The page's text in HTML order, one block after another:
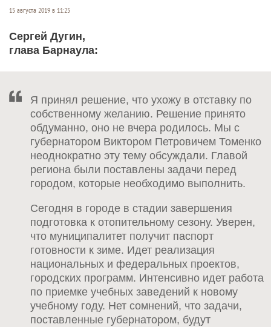
15 августа 2019 в 11:25
Сергей Дугин,
глава Барнаула:
Я принял решение, что ухожу в отставку по
собственному желанию. Решение принято
обдуманно, оно не вчера родилось. Мы с
губернатором Виктором Петровичем Томенко
неоднократно эту тему обсуждали. Главой
региона были поставлены задачи перед
городом, которые необходимо выполнить.
Сегодня в городе в стадии завершения
подготовка к отопительному сезону. Уверен,
что муниципалитет получит паспорт
готовности к зиме. Идет реализация
национальных и федеральных проектов,
городских программ. Интенсивно идет работа
по приемке учебных заведений к новому
учебному году. Нет сомнений, что задачи,
поставленные губернатором, будут